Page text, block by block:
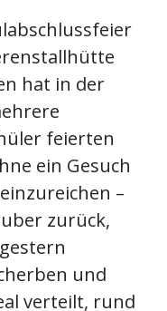
hat in der
feierten
ein Gesuch
–
zurück,
und
verteilt, rund